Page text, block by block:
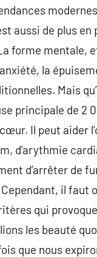
aussi de plus
forme
la
Mais
principale de 2
Il peut aider
d’arythmie
d’arrêter de
il faut
qui
les beauté
que nous